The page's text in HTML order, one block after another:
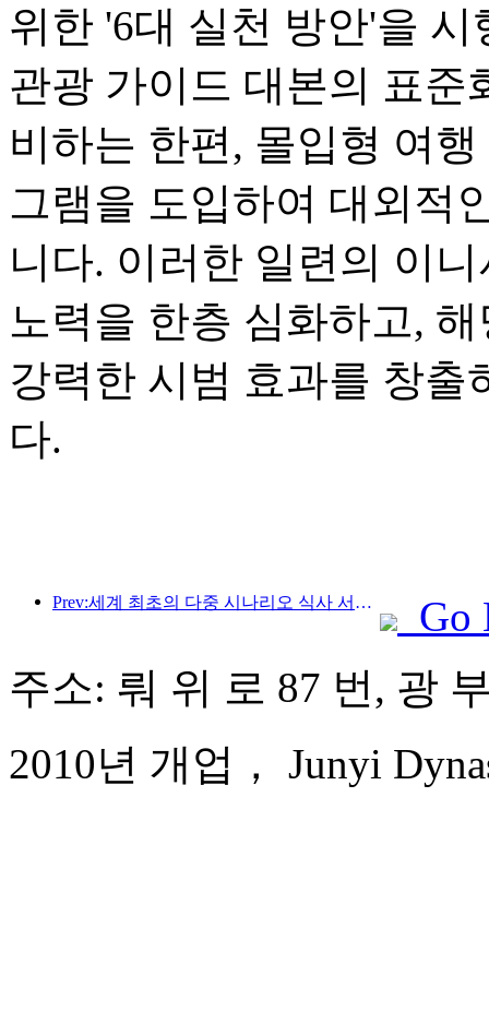
위한 '6대 실천 방안'을
관광 가이드 대본의 표준
비하는 한편, 몰입형 여
그램을 도입하여 대외적
니다. 이러한 일련의 이
노력을 한층 심화하고,
강력한 시범 효과를 창출
다.
Prev:세계 최초의 다중 시나리오 식사 서비스 특화 휴머노이드 로봇 공개
Go
주소: 뤄 위 로 87 번, 광
2010년 개업， Junyi